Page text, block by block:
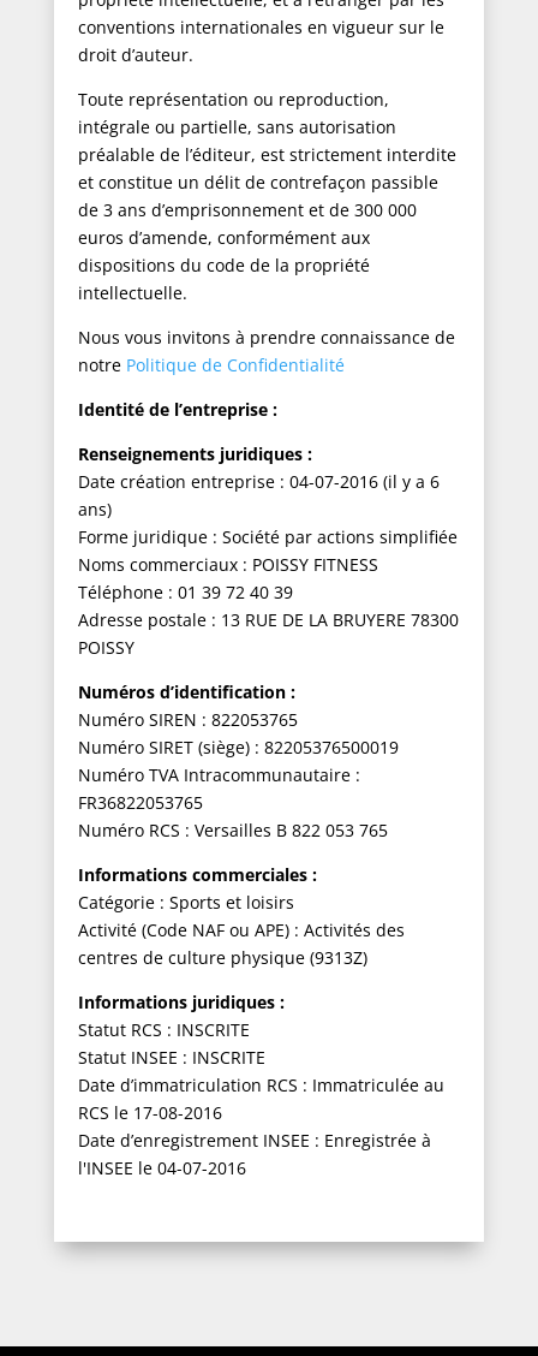
conventions internationales en vigueur sur le
droit d’auteur.
Toute représentation ou reproduction,
intégrale ou partielle, sans autorisation
préalable de l’éditeur, est strictement interdite
et constitue un délit de contrefaçon passible
de 3 ans d’emprisonnement et de 300 000
euros d’amende, conformément aux
dispositions du code de la propriété
intellectuelle.
Nous vous invitons à prendre connaissance de
notre Politique de Confidentialité
Identité de l’entreprise :
Renseignements juridiques :
Date création entreprise : 04-07-2016(il y a 6
ans)
Forme juridique : Société par actions simplifiée
Noms commerciaux : POISSY FITNESS
Téléphone : 01 39 72 40 39
Adresse postale : 13 RUE DE LA BRUYERE 78300
POISSY
Numéros d’identification :
Numéro SIREN : 822053765
Numéro SIRET (siège) : 82205376500019
Numéro TVA Intracommunautaire :
FR36822053765
Numéro RCS : Versailles B 822 053 765
Informations commerciales :
Catégorie : Sports et loisirs
Activité (Code NAF ou APE) : Activités des
centres de culture physique (9313Z)
Informations juridiques :
Statut RCS : INSCRITE
Statut INSEE : INSCRITE
Date d’immatriculation RCS : Immatriculée au
RCS le 17-08-2016
Date d’enregistrement INSEE : Enregistrée à
l'INSEE le 04-07-2016